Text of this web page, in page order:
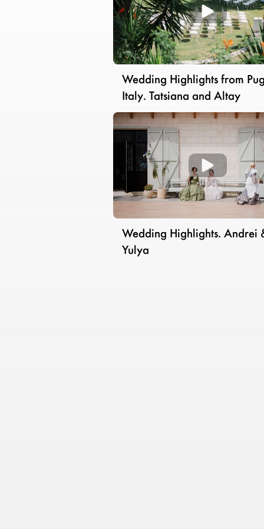
Wedding Highlights from
Italy. Tatsiana and Altay
Wedding Highlights. Andrei
Yulya